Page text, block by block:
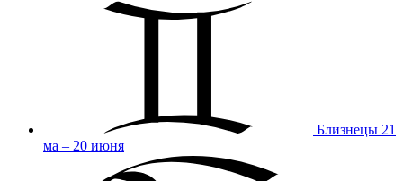
Близнецы 21
ма – 20 июня